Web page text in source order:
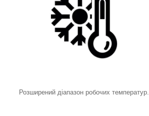
Розширений діапазон робочих температур.